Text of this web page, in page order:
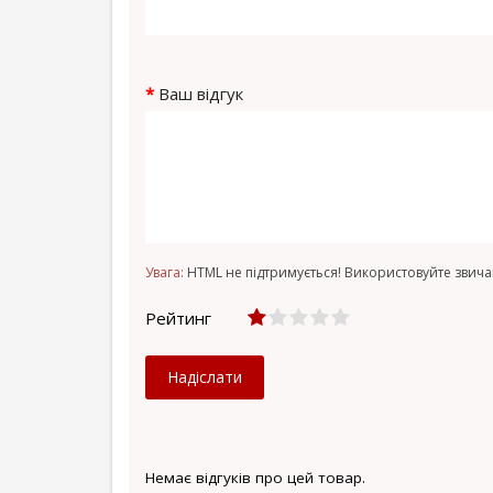
Немає відгуків про цей товар.
Ваш відгук
Увага: HTML не підтримується! Використовуйте
Рейтинг
Надіслати